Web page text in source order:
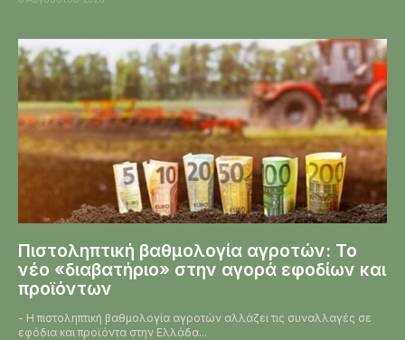
Πιστοληπτική βαθμολογία αγροτών: Το
νέο «διαβατήριο» στην αγορά εφοδίων και
προϊόντων
- Η πιστοληπτική βαθμολογία αγροτών αλλάζει τις συναλλαγές σε
εφόδια και προϊόντα στην Ελλάδα...